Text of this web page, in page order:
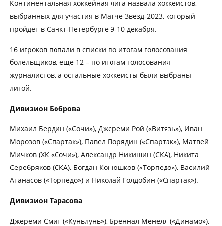
Континентальная хоккейная лига назвала хоккеистов,
выбранных для участия в Матче Звёзд-2023, который
пройдёт в Санкт-Петербурге 9-10 декабря.
16 игроков попали в списки по итогам голосования
болельщиков, ещё 12 – по итогам голосования
журналистов, а остальные хоккеисты были выбраны
лигой.
Дивизион Боброва
Михаил Бердин («Сочи»), Джереми Рой («Витязь»), Иван
Морозов («Спартак»), Павел Порядин («Спартак»), Матвей
Мичков (ХК «Сочи»), Александр Никишин (СКА), Никита
Серебряков (СКА), Богдан Конюшков («Торпедо»), Василий
Атанасов («Торпедо») и Николай Голдобин («Спартак»).
Дивизион Тарасова
Джереми Смит («Куньлунь»), Бреннал Менелл («Динамо»),